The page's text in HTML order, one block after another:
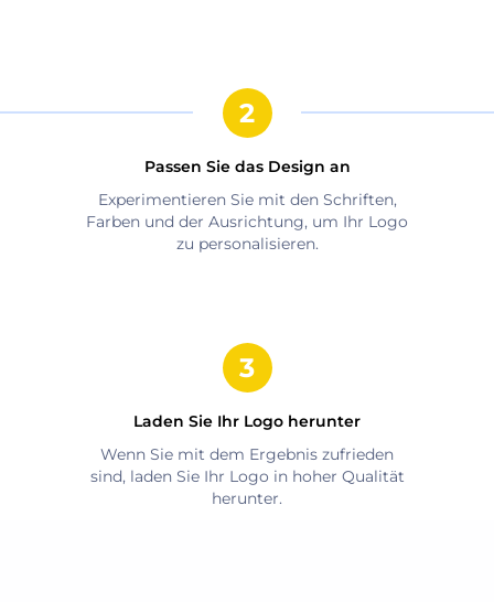
Passen Sie das Design an
Experimentieren Sie mit den Schriften,
Farben und der Ausrichtung, um Ihr Logo
zu personalisieren.
Laden Sie Ihr Logo herunter
Wenn Sie mit dem Ergebnis zufrieden
sind, laden Sie Ihr Logo in hoher Qualität
herunter.